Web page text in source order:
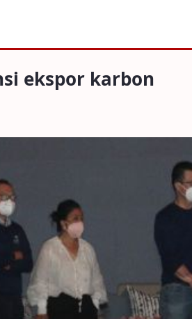
ekspor karbon